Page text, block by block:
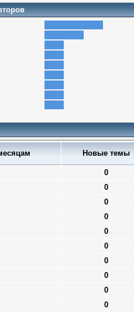
Новые темы
0
0
0
0
0
0
0
0
0
0